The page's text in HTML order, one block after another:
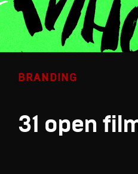
BRANDING
31 open